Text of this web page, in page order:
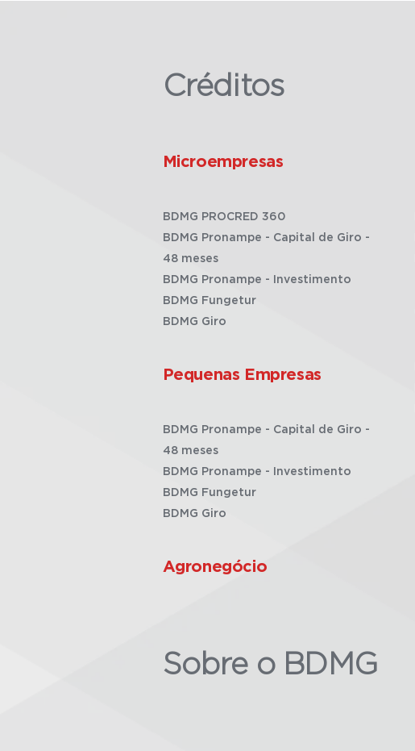
Créditos
Microempresas
BDMG PROCRED 360
BDMG Pronampe - Capital de Giro -
48 meses
BDMG Pronampe - Investimento
BDMG Fungetur
BDMG Giro
Pequenas Empresas
BDMG Pronampe - Capital de Giro -
48 meses
BDMG Pronampe - Investimento
BDMG Fungetur
BDMG Giro
Agronegócio
Sobre o BDMG